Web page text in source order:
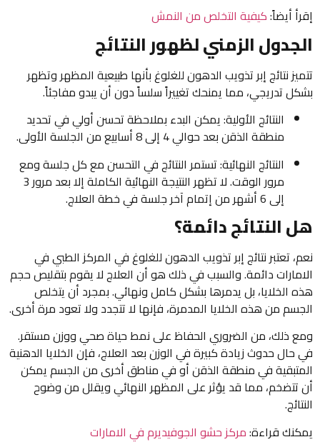
إقرأ أيضاً:كيفية التخلص من النمش
الجدول الزمني لظهور النتائج
تتميز نتائج إبر تذويب الدهون للغلوغ بأنها طبيعية المظهر وتظهر
بشكل تدريجي، مما يمنحك تغييراً سلساً دون أن يبدو مفاجئاً.
النتائج الأولية: يمكن البدء بملاحظة تحسن أولي في تحديد
منطقة الذقن بعد حوالي 4 إلى 8 أسابيع من الجلسة الأولى.
النتائج النهائية: تستمر النتائج في التحسن مع كل جلسة ومع
مرور الوقت. لا تظهر النتيجة النهائية الكاملة إلا بعد مرور 3
إلى 6 أشهر من إتمام آخر جلسة في خطة العلاج.
هل النتائج دائمة؟
نعم، تعتبر نتائج إبر تذويب الدهون للغلوغ في المركز الطبي في
الامارات دائمة. والسبب في ذلك هو أن العلاج لا يقوم بتقليص حجم
هذه الخلايا، بل يدمرها بشكل كامل ونهائي. بمجرد أن يتخلص
الجسم من هذه الخلايا المدمرة، فإنها لا تتجدد ولا تعود مرة أخرى.
ومع ذلك، من الضروري الحفاظ على نمط حياة صحي ووزن مستقر.
في حال حدوث زيادة كبيرة في الوزن بعد العلاج، فإن الخلايا الدهنية
المتبقية في منطقة الذقن أو في مناطق أخرى من الجسم يمكن
أن تتضخم، مما قد يؤثر على المظهر النهائي ويقلل من وضوح
النتائج.
يمكنك قراءة:مركز حشو الجوفيديرم في الامارات